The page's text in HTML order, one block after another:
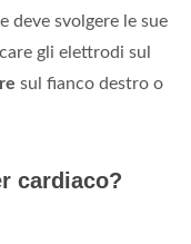
deve svolgere le sue
gli elettrodi sul
sul fianco destro o
cardiaco?